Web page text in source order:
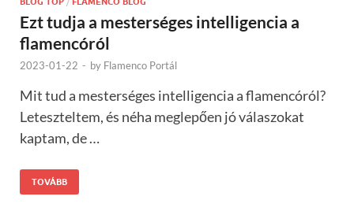
Ezt tudja a mesterséges intelligencia a
flamencóról
2023-01-22 - by Flamenco Portál
Mit tud a mesterséges intelligencia a flamencóról?
Leteszteltem, és néha meglepően jó válaszokat
kaptam, de …
TOVÁBB